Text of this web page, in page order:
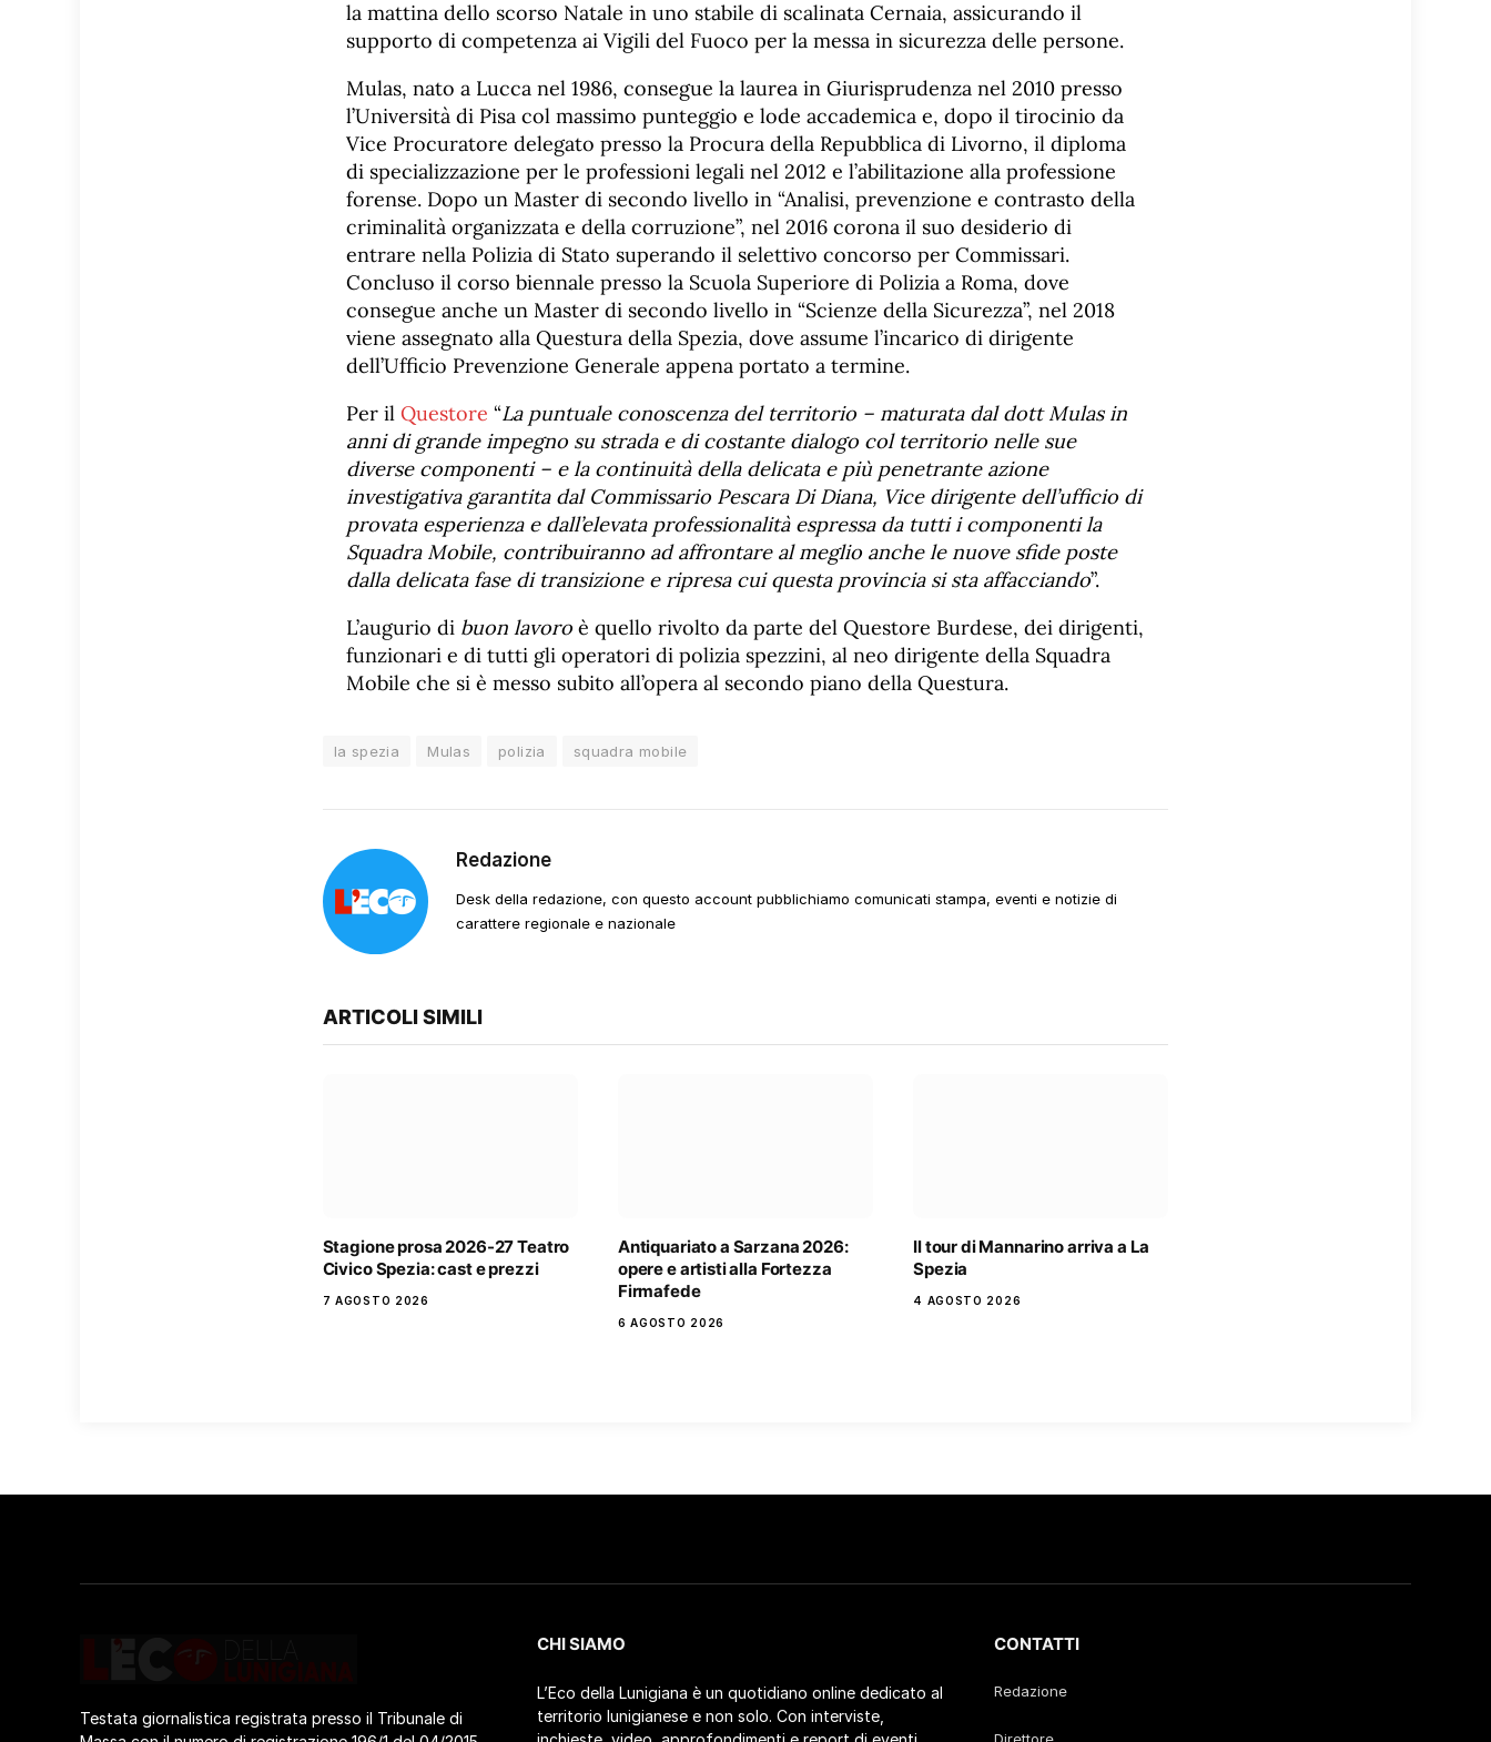
la mattina dello scorso Natale in uno stabile di scalinata Cernaia, assicurando il
supporto di competenza ai Vigili del Fuoco per la messa in sicurezza delle persone.
Mulas, nato a Lucca nel 1986, consegue la laurea in Giurisprudenza nel 2010 presso
l’Università di Pisa col massimo punteggio e lode accademica e, dopo il tirocinio da
Vice Procuratore delegato presso la Procura della Repubblica di Livorno, il diploma
di specializzazione per le professioni legali nel 2012 e l’abilitazione alla professione
forense. Dopo un Master di secondo livello in “Analisi, prevenzione e contrasto della
criminalità organizzata e della corruzione”, nel 2016 corona il suo desiderio di
entrare nella Polizia di Stato superando il selettivo concorso per Commissari.
Concluso il corso biennale presso la Scuola Superiore di Polizia a Roma, dove
consegue anche un Master di secondo livello in “Scienze della Sicurezza”, nel 2018
viene assegnato alla Questura della Spezia, dove assume l’incarico di dirigente
dell’Ufficio Prevenzione Generale appena portato a termine.
Per il Questore “La puntuale conoscenza del territorio – maturata dal dott Mulas in
anni di grande impegno su strada e di costante dialogo col territorio nelle sue
diverse componenti – e la continuità della delicata e più penetrante azione
investigativa garantita dal Commissario Pescara Di Diana, Vice dirigente dell’ufficio di
provata esperienza e dall’elevata professionalità espressa da tutti i componenti la
Squadra Mobile, contribuiranno ad affrontare al meglio anche le nuove sfide poste
dalla delicata fase di transizione e ripresa cui questa provincia si sta affacciando”.
L’augurio di buon lavoro è quello rivolto da parte del Questore Burdese, dei dirigenti,
funzionari e di tutti gli operatori di polizia spezzini, al neo dirigente della Squadra
Mobile che si è messo subito all’opera al secondo piano della Questura.
la spezia Mulas polizia squadra mobile
Redazione
Desk della redazione, con questo account pubblichiamo comunicati stampa, eventi e notizie di
carattere regionale e nazionale
ARTICOLI SIMILI
Stagione prosa 2026-27 Teatro
Civico Spezia: cast e prezzi
7 AGOSTO 2026
Antiquariato a Sarzana 2026:
opere e artisti alla Fortezza
Firmafede
6 AGOSTO 2026
Il tour di Mannarino arriva a La
Spezia
4 AGOSTO 2026
Testata giornalistica registrata presso il Tribunale di
CHI SIAMO
L’Eco della Lunigiana è un quotidiano online dedicato al
territorio lunigianese e non solo. Con interviste,
CONTATTI
Redazione
Direttore